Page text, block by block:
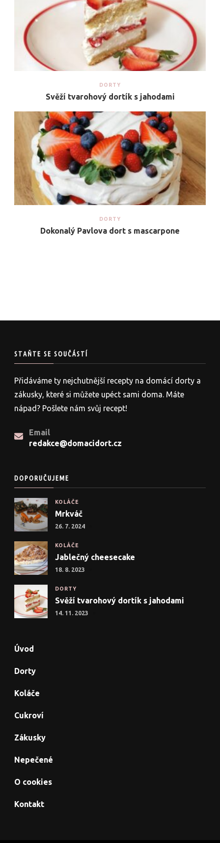
DORTY
Svěží tvarohový dortík s jahodami
DORTY
Dokonalý Pavlova dort s mascarpone
STAŇTE SE SOUČÁSTÍ
Přidáváme ty nejchutnější recepty na domácí dorty a
zákusky, které si můžete upéct sami doma. Máte
nápad? Pošlete nám svůj recept!
Email
redakce@domacidort.cz
DOPORUČUJEME
KOLÁČE
Mrkváč
26. 7. 2024
KOLÁČE
Jablečný cheesecake
18. 8. 2023
DORTY
Svěží tvarohový dortík s jahodami
14. 11. 2023
Úvod
Dorty
Koláče
Cukroví
Zákusky
Nepečené
O cookies
Kontakt